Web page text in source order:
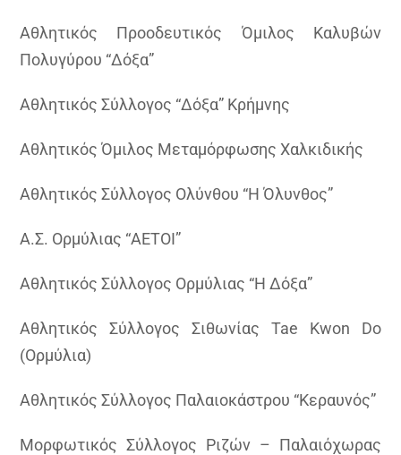
Αθλητικός Προοδευτικός Όμιλος Καλυβών
Πολυγύρου “Δόξα”
Αθλητικός Σύλλογος “Δόξα” Κρήμνης
Αθλητικός Όμιλος Μεταμόρφωσης Χαλκιδικής
Αθλητικός Σύλλογος Ολύνθου “Η Όλυνθος”
Α.Σ. Ορμύλιας “ΑΕΤΟΙ”
Αθλητικός Σύλλογος Ορμύλιας “Η Δόξα”
Αθλητικός Σύλλογος Σιθωνίας Tae Κwon Do
(Ορμύλια)
Αθλητικός Σύλλογος Παλαιοκάστρου “Κεραυνός”
Μορφωτικός Σύλλογος Ριζών – Παλαιόχωρας